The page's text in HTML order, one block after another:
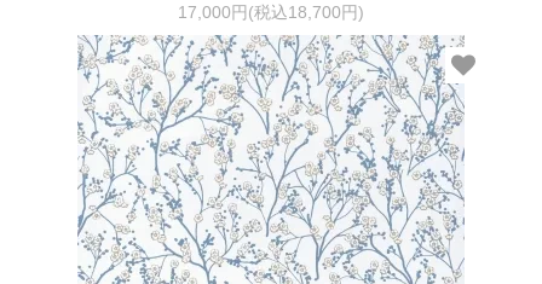
17,000円(税込18,700円)